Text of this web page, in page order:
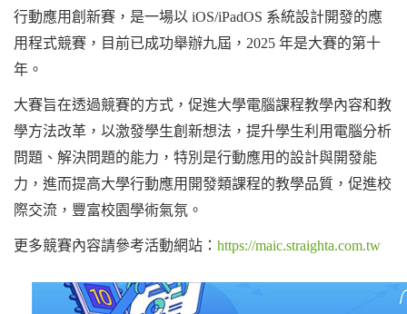
行動應用創新賽，是一場以 iOS/iPadOS 系統設計開發的應
用程式競賽，目前已成功舉辦九屆，2025 年是大賽的第十
年。
大賽旨在透過競賽的方式，促進大學電腦課程教學內容和教
學方法改革，以激發學生創新想法，提升學生利用電腦分析
問題、解決問題的能力，特別是行動應用的設計與開發能
力，進而提高大學行動應用開發類課程的教學品質，促進校
際交流，豐富校園學術氣氛。
更多競賽內容請參考活動網站： https://maic.straighta.com.tw